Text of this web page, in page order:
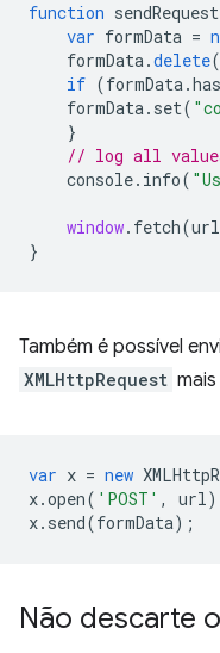
function sendRequest
var formData =
formData.delete(
if (formData.has
formData. set(
}
// log all
console. info(
window. fetch(url
}
Também é possível
XMLHttpRequest
var x = new
x.open( 'POST' , url
x. send(formData);
Não descarte